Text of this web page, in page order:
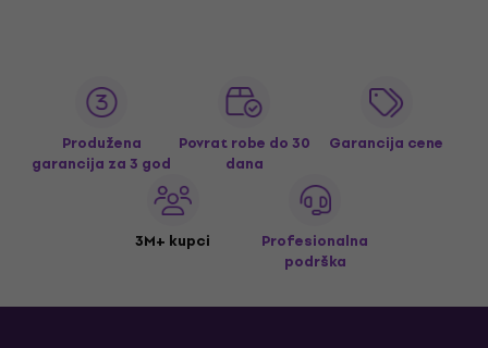
Produžena
garancija za 3 god
Povrat robe do 30
dana
Garancija cene
3M+ kupci
Profesionalna
podrška